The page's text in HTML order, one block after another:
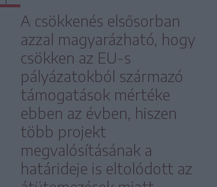
A csökkenés elsősorban
azzal magyarázható, hogy
csökken az EU-s
pályázatokból származó
támogatások mértéke
ebben az évben, hiszen
több projekt
megvalósításának a
határideje is eltolódott az